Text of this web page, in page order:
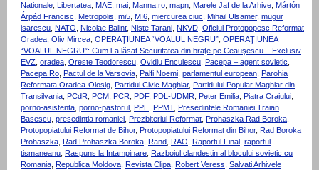
Nationale, Libertatea, MAE, mai, Manna.ro, mapn, Marele Jaf de la Arhive, Mártón
Árpád Francisc, Metropolis, mi5, MI6, miercurea ciuc, Mihail Ulsamer, mugur
isarescu, NATO, Nicolae Balint, Niste Tarani, NKVD, Oficiul Protopopesc Reformat
Oradea, Oliv Mircea, OPERAŢIUNEA “VOALUL NEGRU”, OPERAŢIUNEA
“VOALUL NEGRU”: Cum l-a lăsat Securitatea din braţe pe Ceauşescu – Exclusiv
EVZ, oradea, Oreste Teodorescu, Ovidiu Enculescu, Pacepa – agent sovietic,
Pacepa Ro, Pactul de la Varsovia, Palfi Noemi, parlamentul european, Parohia
Reformata Oradea-Olosig, Partidul Civic Maghiar, Partidului Popular Maghiar din
Transilvania, PCdR, PCM, PCR, PDF, PDL-UDMR, Peter Emilia, Piatra Craiului,
porno-asistenta, porno-pastorul , PPE, PPMT, Presedintele Romaniei Traian
Basescu, presedintia romaniei, Prezbiteriul Reformat, Prohaszka Rad Boroka,
Protopopiatului Reformat de Bihor, Protopopiatului Reformat din Bihor, Rad Boroka
Prohaszka, Rad Prohaszka Boroka, Rand, RAO, Raportul Final , raportul
tismaneanu, Raspuns la Intampinare, Razboiul clandestin al blocului sovietic cu
Romania, Republica Moldova, Revista Clipa, Robert Veress, Salvati Arhivele